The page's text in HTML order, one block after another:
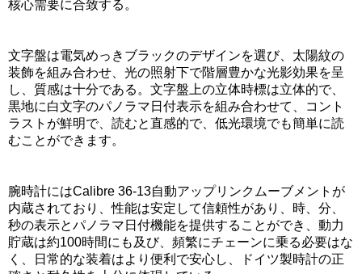
核心需要に合致する。
文字盤は電気めっきブラックのデザインを選び、太陽紋の
装飾を組み合わせ、光の照射下で階層豊かな光影効果を呈
し、質感は十分である。文字盤上の立体時標は立体的で、
黒地に白文字のパノラマ日付表示を組み合わせて、コント
ラストが鮮明で、読むと直感的で、低光環境でも簡単に読
むことができます。
腕時計にはCalibre 36-13自動アップリンクムーブメントが
内蔵されており、性能は安定して信頼性があり、時、分、
秒の表示とパノラマ日付機能を提供することができ、動力
貯蔵は約100時間にも及び、頻繁にチェーンに乗る必要はな
く、日常的な装着はより便利で安心し、ドイツ製時計の正